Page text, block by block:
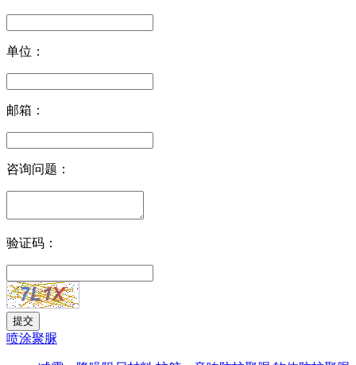
单位：
邮箱：
咨询问题：
验证码：
喷涂聚脲